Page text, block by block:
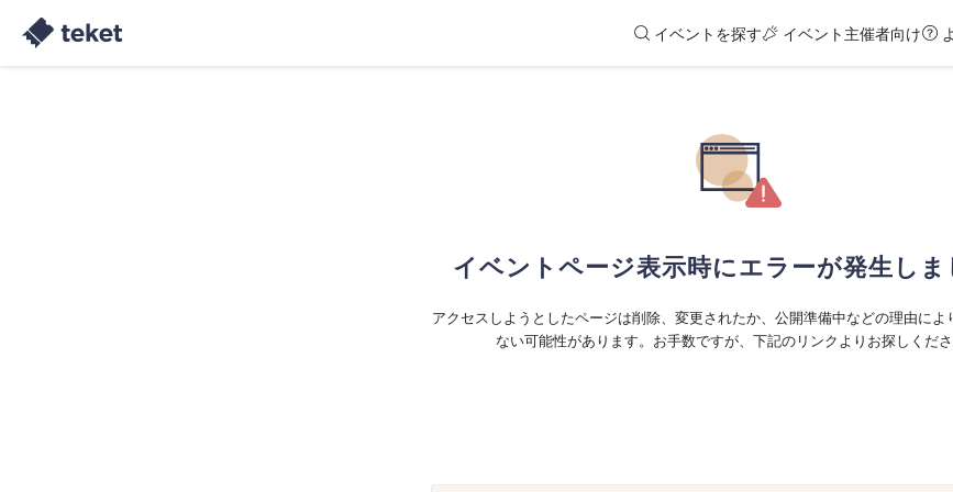
イベントを探す イベント主催者向け
イベントページ表示時にエラーが発生しま
アクセスしようとしたページは削除、変更されたか、公開準備中などの理由によ
ない可能性があります。お手数ですが、下記のリンクよりお探しくださ